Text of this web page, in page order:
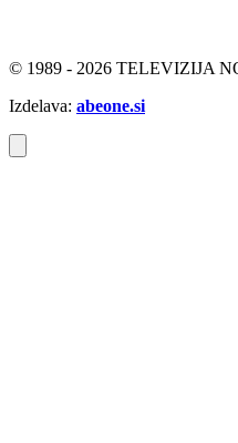
© 1989 - 2026 TELEVIZIJA
Izdelava: abeone.si